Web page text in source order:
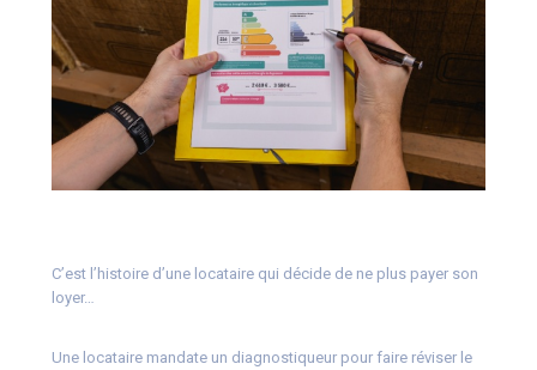
C’est l’histoire d’une locataire qui décide de ne plus payer son
loyer…
Une locataire mandate un diagnostiqueur pour faire réviser le